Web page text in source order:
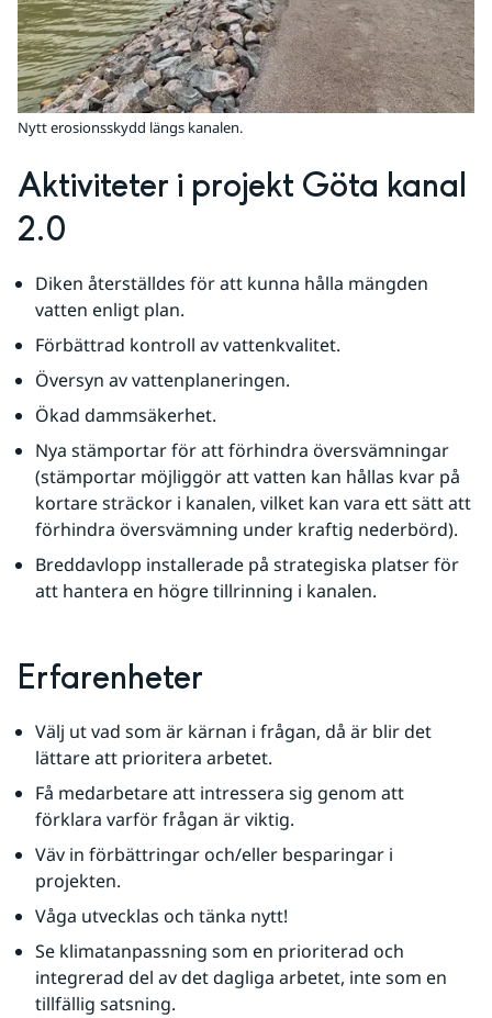
Nytt erosionsskydd längs kanalen.
Aktiviteter i projekt Göta kanal
2.0
Diken återställdes för att kunna hålla mängden
vatten enligt plan.
Förbättrad kontroll av vattenkvalitet.
Översyn av vattenplaneringen.
Ökad dammsäkerhet.
Nya stämportar för att förhindra översvämningar
(stämportar möjliggör att vatten kan hållas kvar på
kortare sträckor i kanalen, vilket kan vara ett sätt att
förhindra översvämning under kraftig nederbörd).
Breddavlopp installerade på strategiska platser för
att hantera en högre tillrinning i kanalen.
Erfarenheter
Välj ut vad som är kärnan i frågan, då är blir det
lättare att prioritera arbetet.
Få medarbetare att intressera sig genom att
förklara varför frågan är viktig.
Väv in förbättringar och/eller besparingar i
projekten.
Våga utvecklas och tänka nytt!
Se klimatanpassning som en prioriterad och
integrerad del av det dagliga arbetet, inte som en
tillfällig satsning.